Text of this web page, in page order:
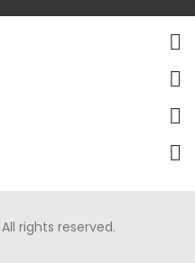
rights reserved.